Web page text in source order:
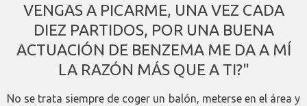
VENGAS A PICARME, UNA VEZ CADA
DIEZ PARTIDOS, POR UNA BUENA
ACTUACIÓN DE BENZEMA ME DA A MÍ
LA RAZÓN MÁS QUE A TI?"
No se trata siempre de coger un balón, meterse en el área y